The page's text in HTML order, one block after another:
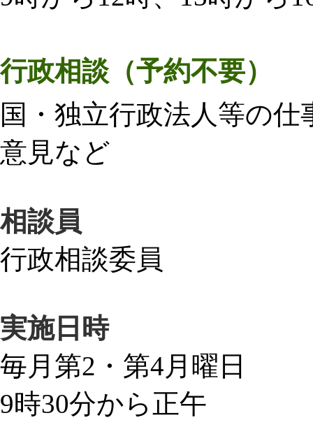
行政相談 （予約不要）
国・独立行政法人等の
意見など
相談員
行政相談委員
実施日時
毎月第2・第4月曜日
9時30分から正午